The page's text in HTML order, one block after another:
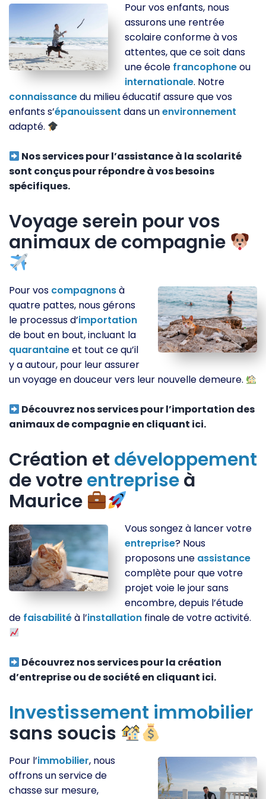
Pour vos enfants, nous
assurons une rentrée
scolaire conforme à vos
attentes, que ce soit dans
une école francophoneou
internationale. Notre
connaissancedu milieu éducatif assure que vos
enfants s’épanouissent dans unenvironnement
adapté.
Nos services pour l’assistance à la scolarité
sont conçus pour répondre à vos besoins
spécifiques.
Voyage serein pour vos
animaux de compagnie
Pour vos compagnonsà
quatre pattes, nous gérons
le processus d’importation
de bout en bout, incluant la
quarantaineet tout ce qu’il
y a autour, pour leur assurer
un voyage en douceur vers leur nouvelle demeure.
Découvrez nos services pour l’importation des
animaux de compagnie en cliquant ici.
Création et développement
de votreentrepriseà
Maurice
Vous songez à lancer votre
entreprise? Nous
proposons une assistance
complète pour que votre
projet voie le jour sans
encombre, depuis l’étude
de faisabilitéà l’installation finale de votre activité.
Découvrez nos services pour la création
d’entreprise ou de société en cliquant ici.
Investissement immobilier
sans soucis
Pour l’immobilier, nous
offrons un service de
chasse sur mesure,